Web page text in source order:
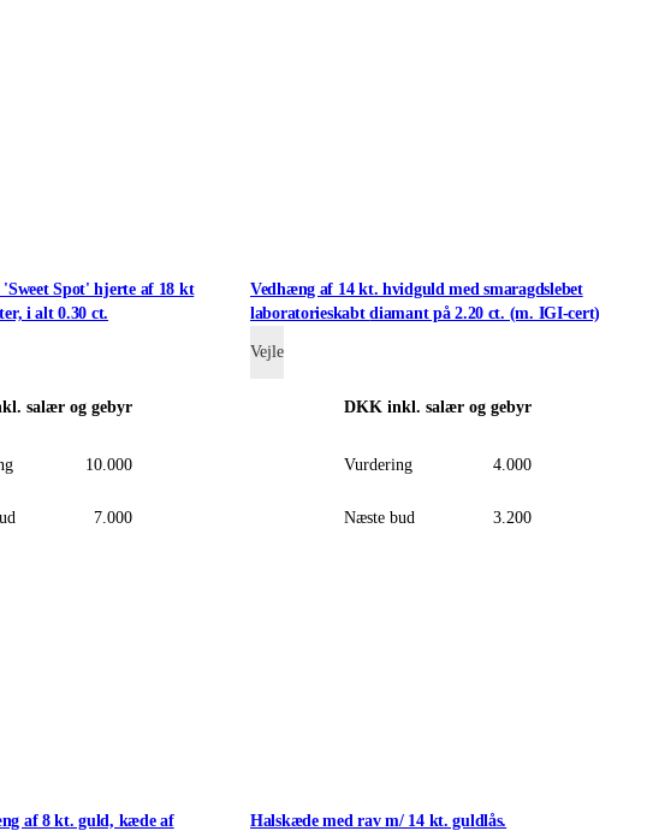
Spot' hjerte af 18 kt
i alt 0.30 ct.
salær og gebyr
10.000
7.000
Vedhæng af 14 kt. hvidguld med smaragdslebet
laboratorieskabt diamant på 2.20 ct. (m. IGI-cert)
Vejle
DKK inkl. salær og gebyr
Vurdering 4.000
Næste bud 3.200
af 8 kt. guld, kæde af
Halskæde med rav m/ 14 kt. guldlås.